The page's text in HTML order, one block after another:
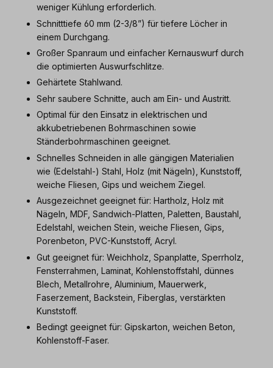
weniger Kühlung erforderlich.
Schnitttiefe 60 mm (2-3/8”) für tiefere Löcher in
einem Durchgang.
Großer Spanraum und einfacher Kernauswurf durch
die optimierten Auswurfschlitze.
Gehärtete Stahlwand.
Sehr saubere Schnitte, auch am Ein- und Austritt.
Optimal für den Einsatz in elektrischen und
akkubetriebenen Bohrmaschinen sowie
Ständerbohrmaschinen geeignet.
Schnelles Schneiden in alle gängigen Materialien
wie (Edelstahl-) Stahl, Holz (mit Nägeln), Kunststoff,
weiche Fliesen, Gips und weichem Ziegel.
Ausgezeichnet geeignet für: Hartholz, Holz mit
Nägeln, MDF, Sandwich-Platten, Paletten, Baustahl,
Edelstahl, weichen Stein, weiche Fliesen, Gips,
Porenbeton, PVC-Kunststoff, Acryl.
Gut geeignet für: Weichholz, Spanplatte, Sperrholz,
Fensterrahmen, Laminat, Kohlenstoffstahl, dünnes
Blech, Metallrohre, Aluminium, Mauerwerk,
Faserzement, Backstein, Fiberglas, verstärkten
Kunststoff.
Bedingt geeignet für: Gipskarton, weichen Beton,
Kohlenstoff-Faser.